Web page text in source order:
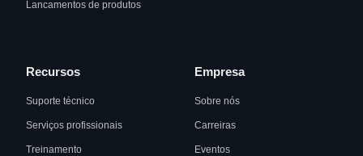
Lancamentos de produtos
Recursos
Suporte técnico
Serviços profissionais
Treinamento
Empresa
Sobre nós
Carreiras
Eventos